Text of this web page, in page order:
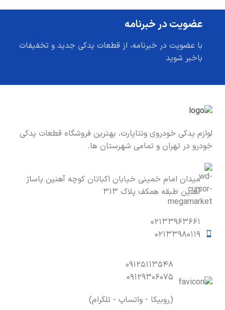
عضویت در خبرنامه
با عضویت در خبرنامه، از قطعات یدکی جدید و تخفیفات
باخبر شوید
لوازم یدکی خودروی ونتاپارت، بهترین فروشگاه قطعات یدکی
خودرو در تهران و تمامی شهرستان ها.
میدان امام خمینی خیابان اکباتان کوچه آهنین پاساژ
آهنین طبقه همکف پلاک ۳۱۳
۰۲۱۳۳۹۶۳۶۶۱
۰۲۱۳۳۹۸۰۱۱۹
۰۹۱۲۵۱۱۳۵۴۸
۰۹۱۲۹۳۰۶۰۷۵
(روبیکا - واتساپ - تلگرام)